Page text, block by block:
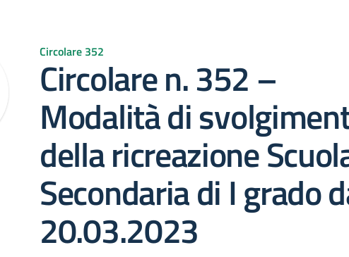
Circolare 352
Circolare n. 352 –
Modalità di
della ricreazione
Secondaria di I grado
20.03.2023